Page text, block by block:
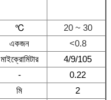
℃
20 ~ 30
একজন
<0.8
মাইক্রোমিটার
4/9/105
-
0.22
মি
2